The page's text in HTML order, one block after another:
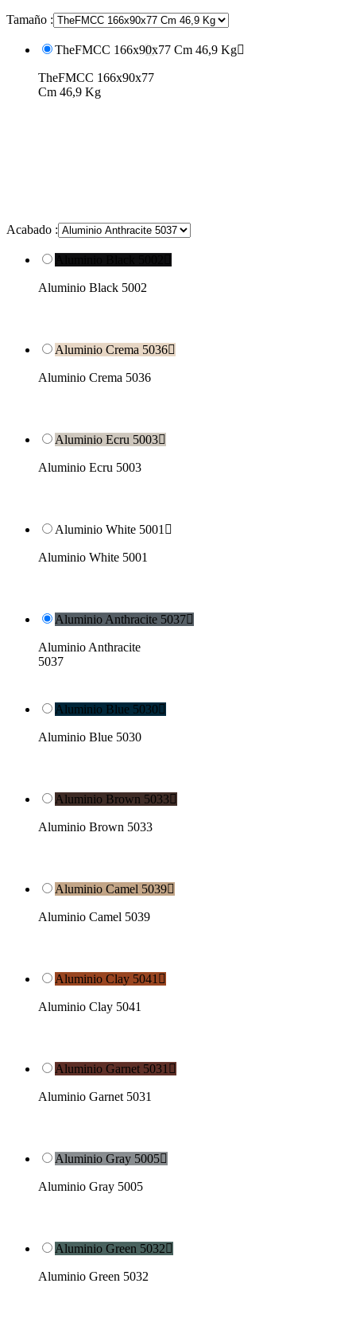
Tamaño :
TheFMCC 166x90x77 Cm 46,9 Kg
TheFMCC 166x90x77
Cm 46,9 Kg
Acabado :
Aluminio Black 5002
Aluminio Crema 5036
Aluminio Crema 5036
Aluminio Ecru 5003
Aluminio Ecru 5003
Aluminio White 5001 
Aluminio White 5001
Aluminio Anthracite 5037
Aluminio Anthracite
5037
Aluminio Blue 5030
Aluminio Blue 5030
Aluminio Brown 5033
Aluminio Brown 5033
Aluminio Camel 5039
Aluminio Camel 5039
Aluminio Clay 5041 
Aluminio Clay 5041
Aluminio Garnet 5031 
Aluminio Garnet 5031
Aluminio Gray 5005
Aluminio Gray 5005
Aluminio Green 5032
Aluminio Green 5032